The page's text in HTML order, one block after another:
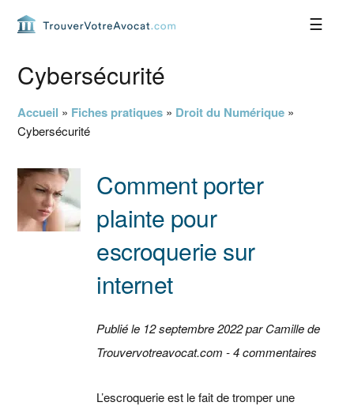
navigation
principale
principal
barre
latérale
principale
pageCybersécurité
Accueil » Fiches pratiques » Droit du Numérique »
Cybersécurité
Comment porter
plainte pour
escroquerie sur
internet
Publié le 12 septembre 2022 par Camille de
Trouvervotreavocat.com - 4 commentaires
L’escroquerie est le fait de tromper une